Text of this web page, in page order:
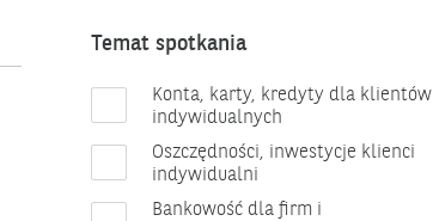
Temat spotkania
Konta, karty, kredyty dla klientów
indywidualnych
Oszczędności, inwestycje klienci
indywidualni
Bankowość dla firm i